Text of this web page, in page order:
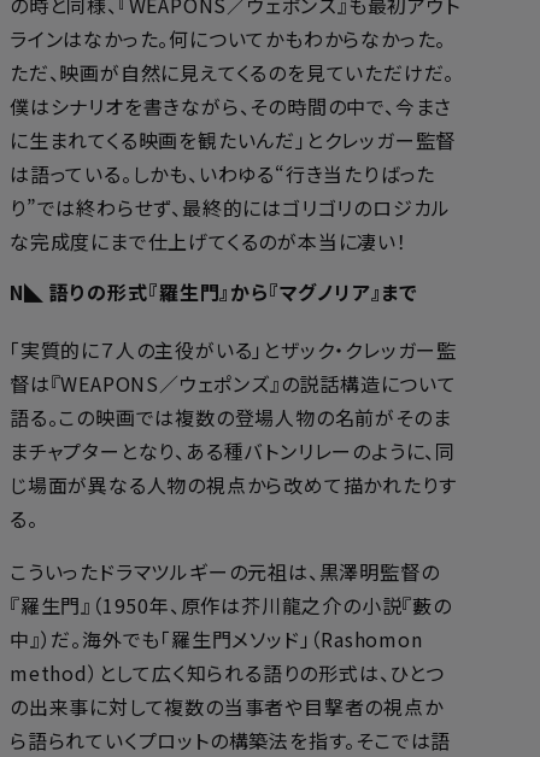
ラインはなかった。何についてかもわからなかった。
ただ、映画が自然に見えてくるのを見ていただけだ。
僕はシナリオを書きながら、その時間の中で、今まさ
に生まれてくる映画を観たいんだ」とクレッガー監督
は語っている。しかも、いわゆる“行き当たりばった
り”では終わらせず、最終的にはゴリゴリのロジカル
な完成度にまで仕上げてくるのが本当に凄い！
N◣ 語りの形式――『羅生門』から『マグノリア』まで
「実質的に７人の主役がいる」とザック・クレッガー監
督は『WEAPONS／ウェポンズ』の説話構造について
語る。この映画では複数の登場人物の名前がそのま
まチャプターとなり、ある種バトンリレーのように、同
じ場面が異なる人物の視点から改めて描かれたりす
る。
こういったドラマツルギーの元祖は、黒澤明監督の
『羅生門』（1950年、原作は芥川龍之介の小説『藪の
中』）だ。海外でも「羅生門メソッド」（Rashomon
method）として広く知られる語りの形式は、ひとつ
の出来事に対して複数の当事者や目撃者の視点か
ら語られていくプロットの構築法を指す。そこでは語